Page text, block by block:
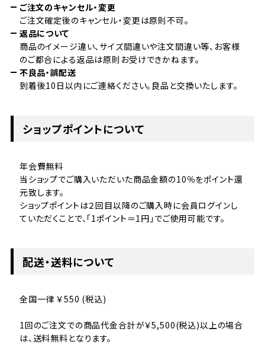
ご注文のキャンセル・変更
ご注文確定後のキャンセル・変更は原則不可。
返品について
商品のイメージ違い、サイズ間違いや注文間違い等、お客様
のご都合による返品は原則お受けできかねます。
不良品・誤配送
到着後10日以内にご連絡ください。良品と交換いたします。
ショップポイントについて
年会費無料
当ショップでご購入いただいた商品金額の10％をポイント還
元致します。
ショップポイントは２回目以降のご購入時に会員ログインし
ていただくことで、「1ポイント＝1円」でご使用可能です。
配送・送料について
全国一律 ￥550 (税込)
1回のご注文での商品代金合計が￥5,500(税込)以上の場合
は、送料無料となります。